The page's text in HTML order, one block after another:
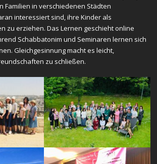
Familien in verschiedenen Städten
interessiert sind, ihre Kinder als
zu erziehen. Das Lernen geschieht online
Schabbatonim und Seminaren lernen sich
Gleichgesinnung macht es leicht,
zu schließen.